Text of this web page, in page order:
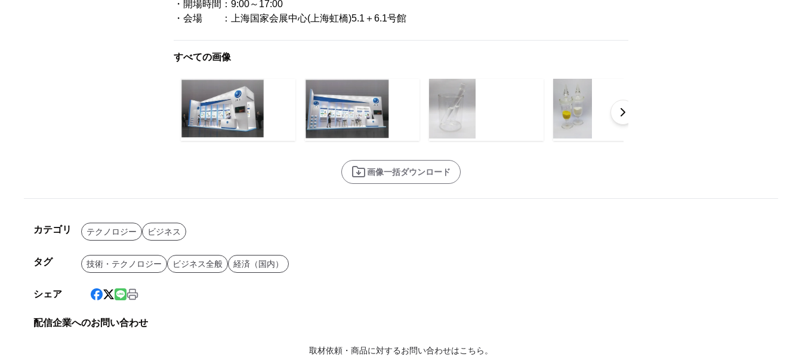
・開場時間：9:00～17:00
・会場 ：上海国家会展中心(上海虹橋)5.1＋6.1号館
すべての画像
画像一括ダウンロード
カテゴリ テクノロジー ビジネス
タグ 技術・テクノロジー ビジネス全般 経済（国内）
シェア
配信企業へのお問い合わせ
取材依頼・商品に対するお問い合わせはこちら。